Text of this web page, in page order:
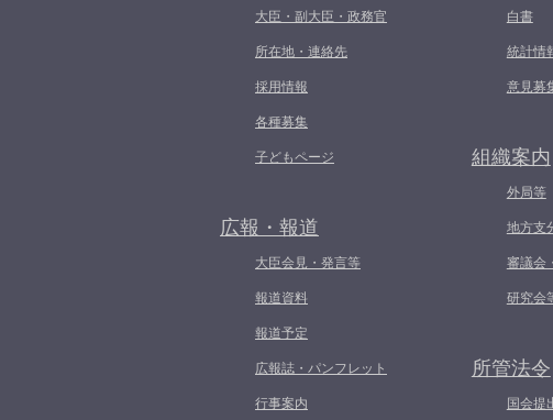
大臣・副大臣・政務官
所在地・連絡先
採用情報
各種募集
子どもページ
広報・報道
大臣会見・発言等
報道資料
報道予定
広報誌・パンフレット
行事案内
白書
統計情
意見募
組織案内
外局等
地方支
審議会
研究会
所管法令
国会提